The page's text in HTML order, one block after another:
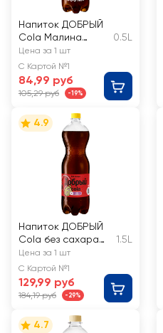
Напиток ДОБРЫЙ
Cola Малина
сильногазированн
ый
0.5L
Цена за 1 шт
С Картой №1
84,99 руб
105,29 руб -19%
4.9
Напиток ДОБРЫЙ
Cola без сахара
сильногазированн
ый
1.5L
Цена за 1 шт
С Картой №1
129,99 руб
184,19 руб -29%
4.7